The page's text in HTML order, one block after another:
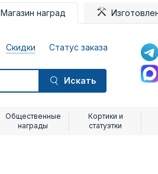
Магазин наград
Скидки Статус заказа
Искать
Общественные
награды
Кортики и
статуэтки